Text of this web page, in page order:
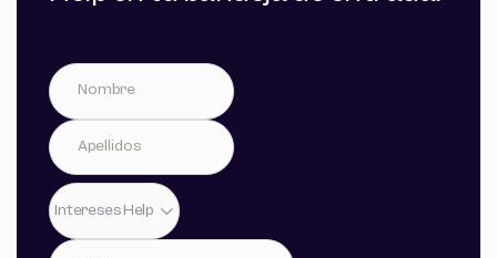
Intereses Help
Seguridad Alimentaria
Violencia de género
Vivienda y personas sin hogar